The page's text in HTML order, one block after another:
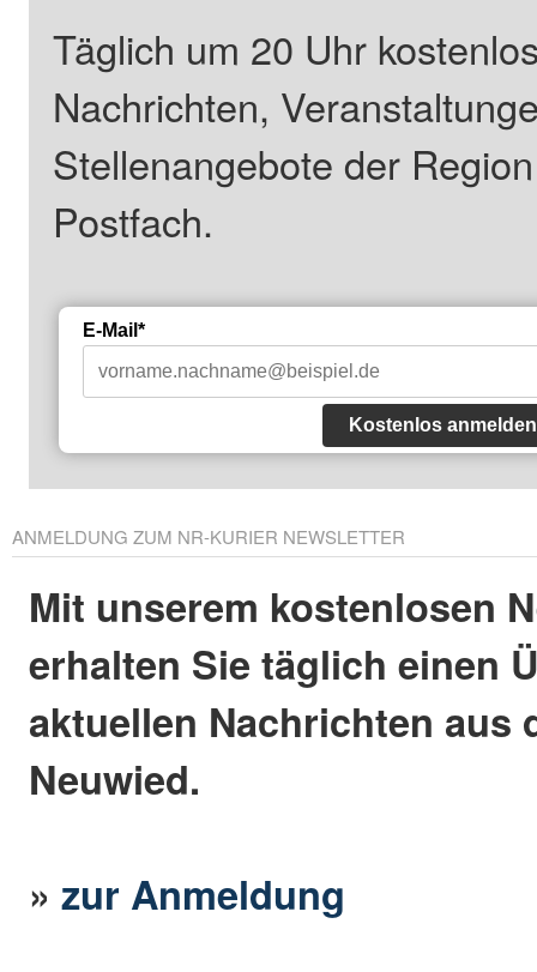
Täglich um 20 Uhr
Nachrichten,
Stellenangebote der
Postfach.
E-Mail*
Kostenlos anmelden
ANMELDUNG ZUM NR-KURIER NEWSLETTER
Mit unserem kostenlosen
erhalten Sie täglich einen
aktuellen Nachrichten aus
Neuwied.
»zur Anmeldung